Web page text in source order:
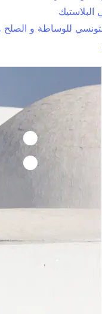
البلاستيك
للوساطة و الصلح